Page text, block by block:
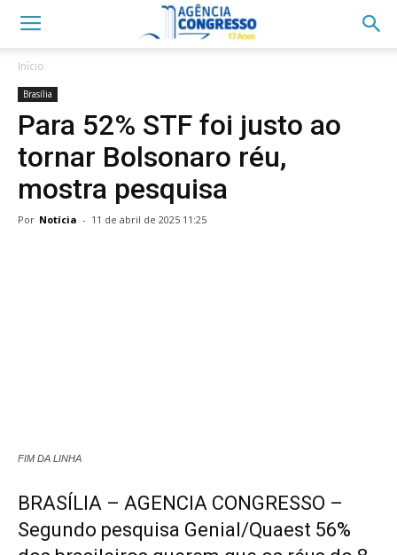
Início
Brasília
Para 52% STF foi justo ao
tornar Bolsonaro réu,
mostra pesquisa
Por Notícia - 11 de abril de 2025 11:25
FIM DA LINHA
BRASÍLIA – AGENCIA CONGRESSO –
Segundo pesquisa Genial/Quaest 56%